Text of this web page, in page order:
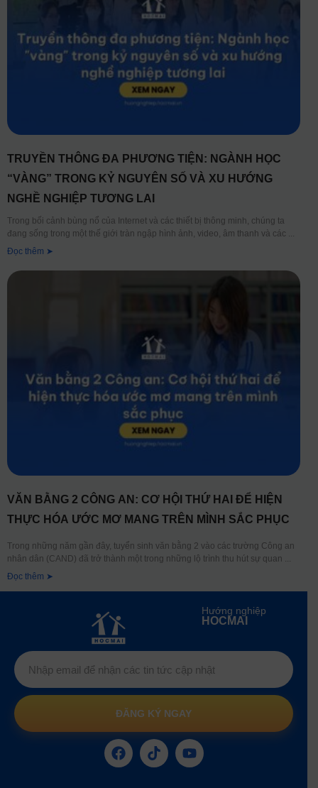
TRUYỀN THÔNG ĐA PHƯƠNG TIỆN: NGÀNH HỌC
“VÀNG” TRONG KỶ NGUYÊN SỐ VÀ XU HƯỚNG
NGHỀ NGHIỆP TƯƠNG LAI
Trong bối cảnh bùng nổ của Internet và các thiết bị thông minh, chúng ta
đang sống trong một thế giới tràn ngập hình ảnh, video, âm thanh và các
Đọc thêm ➤
VĂN BẰNG 2 CÔNG AN: CƠ HỘI THỨ HAI ĐỂ HIỆN
THỰC HÓA ƯỚC MƠ MANG TRÊN MÌNH SẮC PHỤC
Trong những năm gần đây, tuyển sinh văn bằng 2 vào các trường Công an
nhân dân (CAND) đã trở thành một trong những lộ trình thu hút sự quan
Đọc thêm ➤
Hướng nghiệp
HOCMAI
ĐĂNG KÝ NGAY